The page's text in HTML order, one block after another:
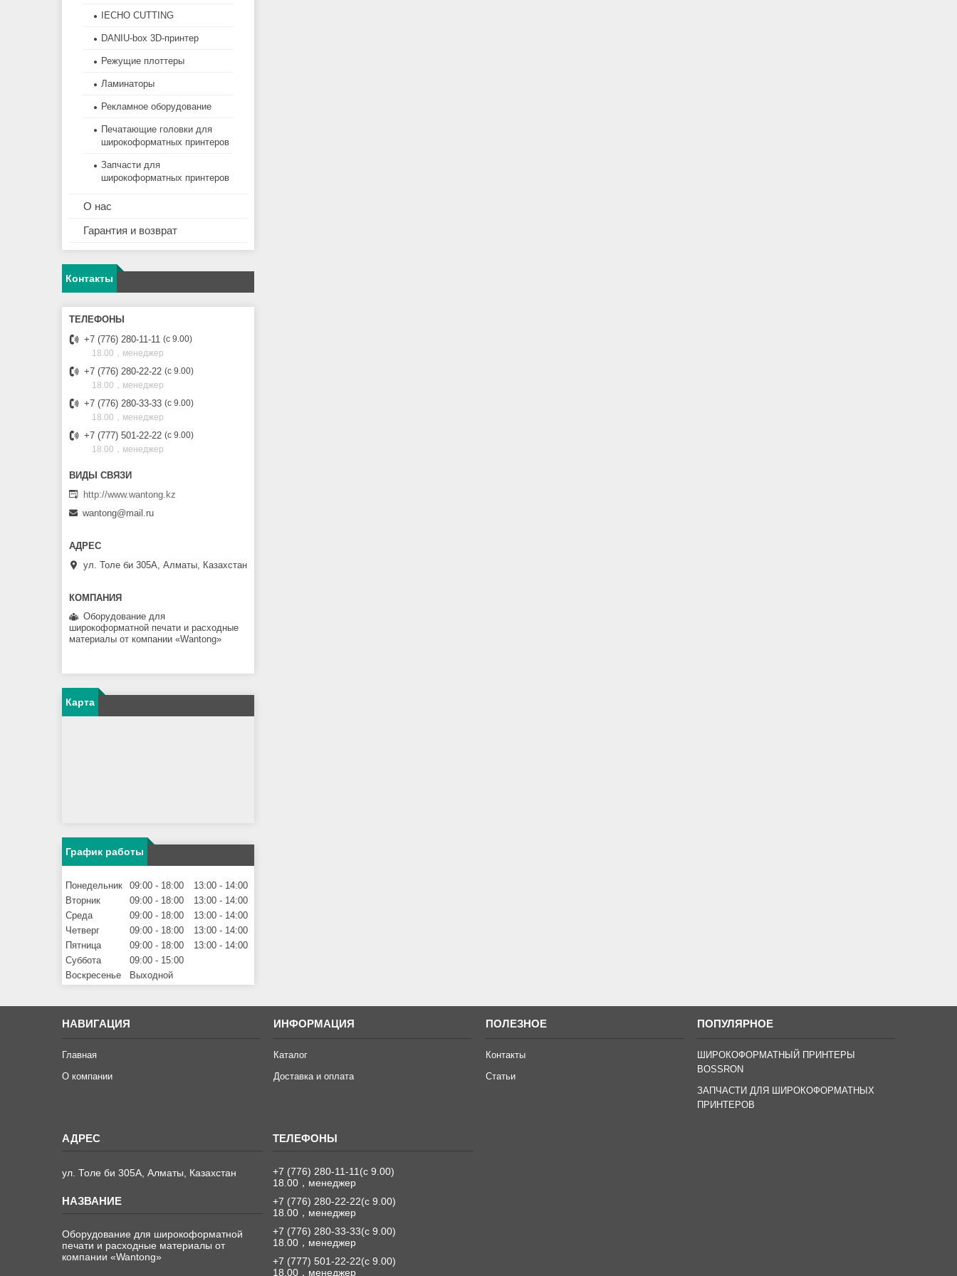
IECHO CUTTING
DANIU-box 3D-принтер
Режущие плоттеры
Ламинаторы
Рекламное оборудование
Печатающие головки для
широкоформатных принтеров
Запчасти для
широкоформатных принтеров
О нас
Гарантия и возврат
Контакты
+7 (776) 280-11-11 с 9.00
18.00，менеджер
+7 (776) 280-22-22 с 9.00
18.00，менеджер
+7 (776) 280-33-33 с 9.00
18.00，менеджер
+7 (777) 501-22-22 с 9.00
18.00，менеджер
http://www.wantong.kz
wantong@mail.ru
ул. Толе би 305А, Алматы, Казахстан
Оборудование для
широкоформатной печати и расходные
материалы от компании «Wantong»
Карта
График работы
Понедельник 09:00 18:00 13:00
14:00
Вторник
09:00 18:00 13:00
14:00
Среда
09:00 18:00 13:00
14:00
Четверг
09:00 18:00 13:00
14:00
Пятница
09:00 18:00 13:00
14:00
Суббота
09:00
15:00
Воскресенье
Выходной
НАВИГАЦИЯ
Главная
О компании
ИНФОРМАЦИЯ
Каталог
Доставка и оплата
ПОЛЕЗНОЕ
Контакты
Статьи
ПОПУЛЯРНОЕ
ШИРОКОФОРМАТНЫЙ ПРИНТЕРЫ
BOSSRON
ЗАПЧАСТИ ДЛЯ ШИРОКОФОРМАТНЫХ
ПРИНТЕРОВ
ул. Толе би 305А, Алматы, Казахстан
Оборудование для широкоформатной
печати и расходные материалы от
компании «Wantong»
+7 (776) 280-11-11 с 9.00
18.00，менеджер
+7 (776) 280-22-22 с 9.00
18.00，менеджер
+7 (776) 280-33-33 с 9.00
18.00，менеджер
+7 (777) 501-22-22 с 9.00
18.00，менеджер